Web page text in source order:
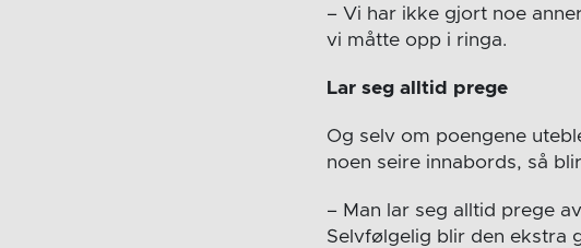
– Vi har ikke gjort noe
vi måtte opp i ringa.
Lar seg alltid prege
Og selv om poengene
noen seire innabords, så
– Man lar seg alltid prege
Selvfølgelig blir den ekstra